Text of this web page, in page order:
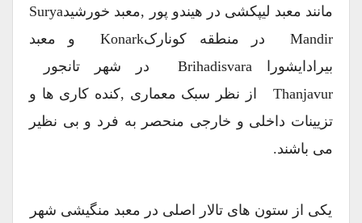
مانند معبد لیپکشی در هیندو پور ,معبد خورشیدSurya
Mandir در منطقه کونارکKonark و معبد
بیرادایشورا Brihadisvara در شهر تانجور
Thanjavur از نظر سبک معماری ,کنده کاری ها و
تزیینات داخلی و خارجی منحصر به فرد و بی نظیر
می باشند.
یکی از ستون های تالار اصلی در معبد منگیشی شهر